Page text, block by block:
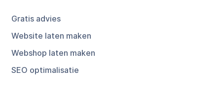
Gratis advies
Website laten maken
Webshop laten maken
SEO optimalisatie